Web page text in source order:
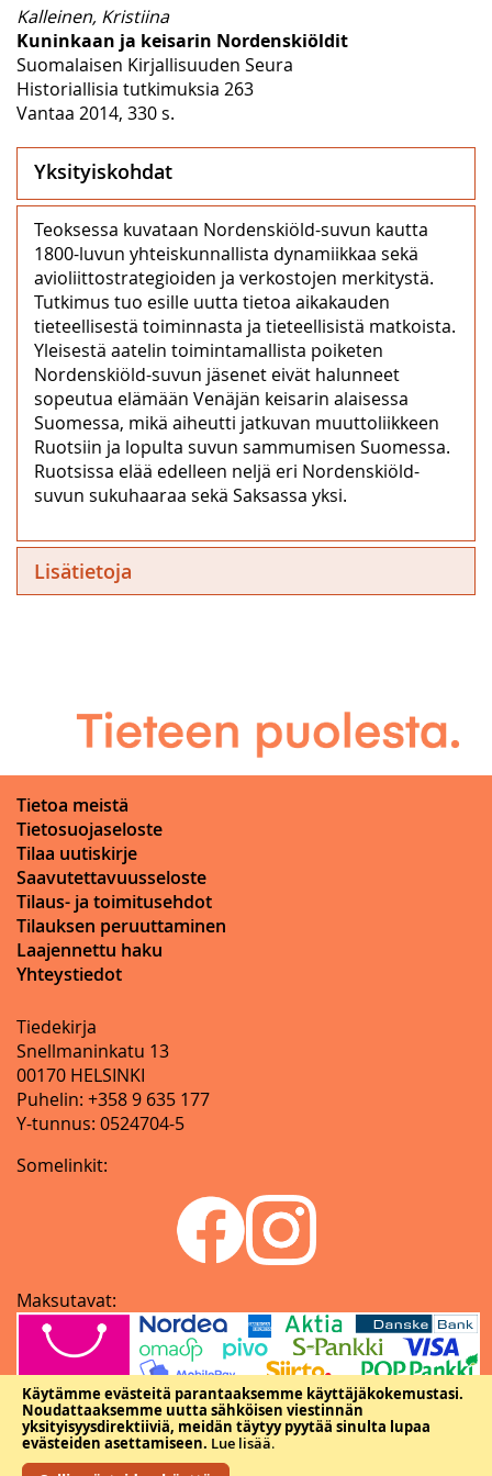
Käytämme evästeitä parantaaksemme käyttäjäkokemustasi.
Noudattaaksemme uutta sähköisen viestinnän
yksityisyysdirektiiviä, meidän täytyy pyytää sinulta lupaa
evästeiden asettamiseen. Lue lisää.
Kalleinen, Kristiina
Kuninkaan ja keisarin Nordenskiöldit
Suomalaisen Kirjallisuuden Seura
Historiallisia tutkimuksia 263
Vantaa 2014, 330 s.
Yksityiskohdat
Teoksessa kuvataan Nordenskiöld-suvun kautta
1800-luvun yhteiskunnallista dynamiikkaa sekä
avioliittostrategioiden ja verkostojen merkitystä.
Tutkimus tuo esille uutta tietoa aikakauden
tieteellisestä toiminnasta ja tieteellisistä matkoista.
Yleisestä aatelin toimintamallista poiketen
Nordenskiöld-suvun jäsenet eivät halunneet
sopeutua elämään Venäjän keisarin alaisessa
Suomessa, mikä aiheutti jatkuvan muuttoliikkeen
Ruotsiin ja lopulta suvun sammumisen Suomessa.
Ruotsissa elää edelleen neljä eri Nordenskiöld-
suvun sukuhaaraa sekä Saksassa yksi.
Lisätietoja
Tietoa meistä
Tietosuojaseloste
Tilaa uutiskirje
Saavutettavuusseloste
Tilaus- ja toimitusehdot
Tilauksen peruuttaminen
Laajennettu haku
Yhteystiedot
Tiedekirja
Snellmaninkatu 13
00170 HELSINKI
Puhelin: +358 9 635 177
Y-tunnus: 0524704-5
Somelinkit:
Maksutavat: